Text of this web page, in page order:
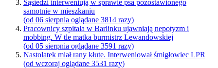
Sąsiedzi interweniują w sprawie psa pozostawionego
samotnie w mieszkaniu
(od 06 sierpnia oglądane 3814 razy)
Pracownicy szpitala w Barlinku ujawniają nepotyzm i
mobbing. W tle matka burmistrz Lewandowskiej
(od 05 sierpnia oglądane 3591 razy)
Nastolatek miał rany kłute. Interweniował śmigłowiec LPR
(od wczoraj oglądane 3531 razy)